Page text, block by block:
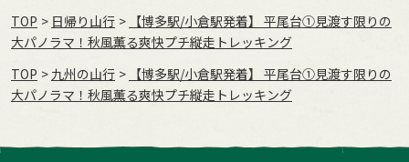
TOP
日帰り山行
【博多駅/小倉駅発着】 平尾台①見渡す限りの
大パノラマ！秋風薫る爽快プチ縦走トレッキング
TOP
九州の山行
【博多駅/小倉駅発着】 平尾台①見渡す限りの
大パノラマ！秋風薫る爽快プチ縦走トレッキング